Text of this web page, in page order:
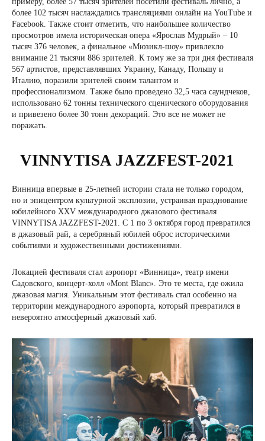
более 102 тысяч наслаждались трансляциями онлайн на YouTube и
Facebook. Также стоит отметить, что наибольшее количество
просмотров имела историческая опера «Ярослав Мудрый» – 10
тысяч 376 человек, а финальное «Мюзикл-шоу» привлекло
внимание 21 тысячи 886 зрителей. К тому же за три дня фестиваля
567 артистов, представлявших Украину, Канаду, Польшу и
Италию, поразили зрителей своим талантом и
профессионализмом. Также было проведено 32,5 часа саундчеков,
использовано 62 тонны технического сценического оборудования
и привезено более 30 тонн декораций. Это все не может не
поражать.
VINNYTISA JAZZFEST-2021
Винница впервые в 25-летней истории стала не только городом,
но и эпицентром культурной эксплозии, устраивая празднование
юбилейного XXV международного джазового фестиваля
VINNYTISA JAZZFEST-2021. С 1 по 3 октября город превратился
в джазовый рай, а серебряный юбилей оброс историческими
событиями и художественными достижениями.
Локацией фестиваля стал аэропорт «Винница», театр имени
Садовского, концерт-холл «Mont Blanc». Это те места, где ожила
джазовая магия. Уникальным этот фестиваль стал особенно на
территории международного аэропорта, который превратился в
невероятно атмосферный джазовый хаб.